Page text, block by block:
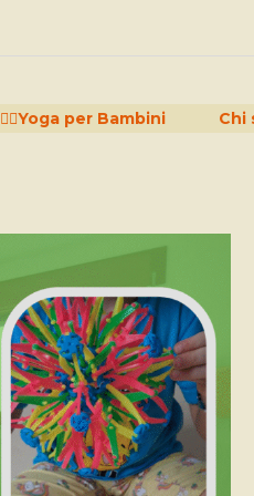
🧘‍♂️Yoga per Bambini Chi